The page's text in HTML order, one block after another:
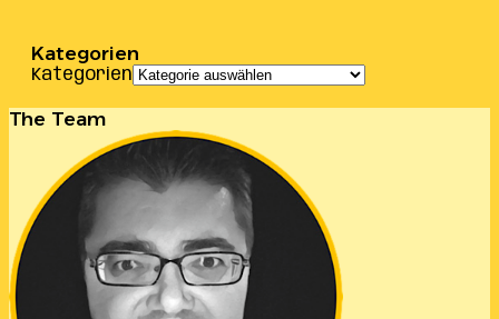
Kategorien
Kategorien
The Team